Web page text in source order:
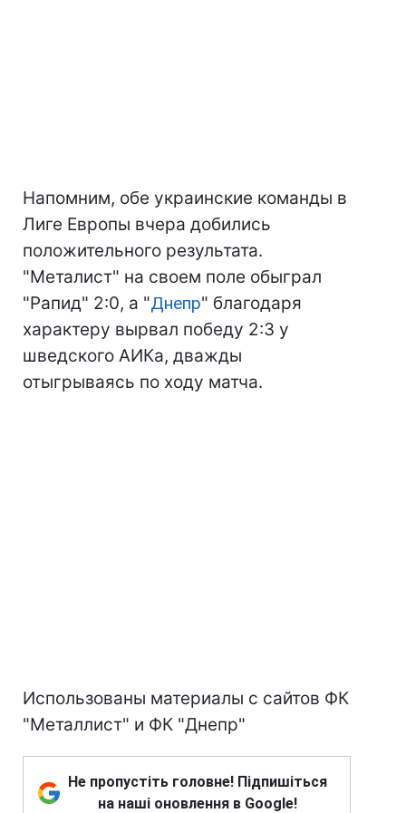
Напомним, обе украинские команды в
Лиге Европы вчера добились
положительного результата.
"Металист" на своем поле обыграл
"Рапид" 2:0, а "Днепр" благодаря
характеру вырвал победу 2:3 у
шведского АИКа, дважды
отыгрываясь по ходу матча.
Использованы материалы с сайтов ФК
"Металлист" и ФК "Днепр"
Не пропустіть головне! Підпишіться
на наші оновлення в Google!